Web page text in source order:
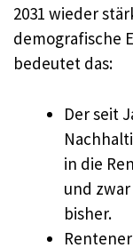
2031 wieder
demografische
bedeutet das:
Der seit
in die
und
bisher.